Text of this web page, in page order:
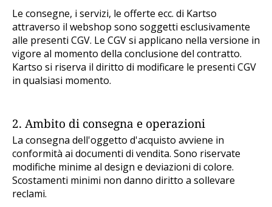
Le consegne, i servizi, le offerte ecc. di Kartso
attraverso il webshop sono soggetti esclusivamente
alle presenti CGV. Le CGV si applicano nella versione in
vigore al momento della conclusione del contratto.
Kartso si riserva il diritto di modificare le presenti CGV
in qualsiasi momento.
2. Ambito di consegna e operazioni
La consegna dell'oggetto d'acquisto avviene in
conformità ai documenti di vendita. Sono riservate
modifiche minime al design e deviazioni di colore.
Scostamenti minimi non danno diritto a sollevare
reclami.